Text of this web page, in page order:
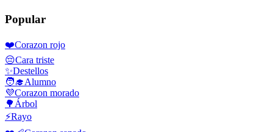
Popular
❤️Corazon rojo
😔Cara triste
✨Destellos
🧑‍🎓Alumno
💜Corazon morado
🌳 Árbol
⚡Rayo